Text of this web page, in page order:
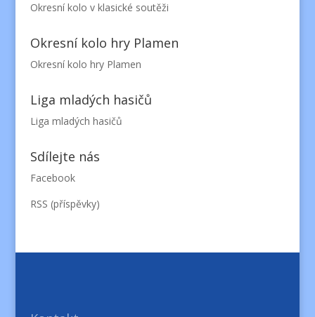
Okresní kolo v klasické soutěži
Okresní kolo hry Plamen
Okresní kolo hry Plamen
Liga mladých hasičů
Liga mladých hasičů
Sdílejte nás
Facebook
RSS (příspěvky)